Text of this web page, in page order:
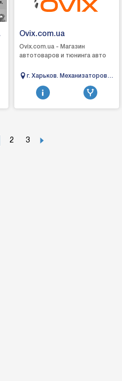
Ovix.com.ua
Ovix.com.ua - Магазин
автотоваров и тюнинга авто
г. Харьков. Механизаторов,
2 3